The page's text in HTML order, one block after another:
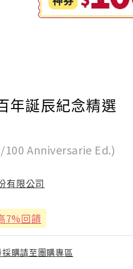
年誕辰紀念精選
Anniversarie Ed.)
有限公司
7%回饋
採購請至團購專區